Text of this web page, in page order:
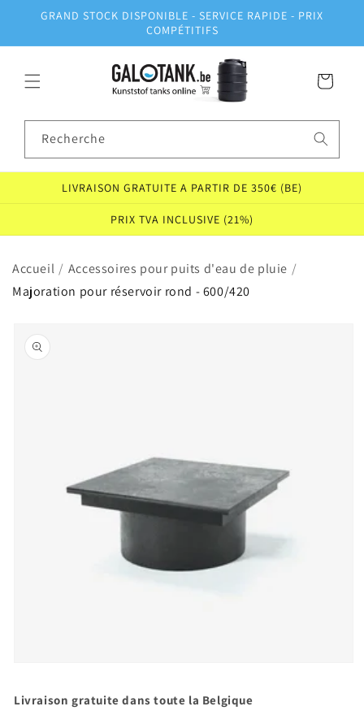
passer
contenu
GRAND STOCK DISPONIBLE - SERVICE RAPIDE - PRIX
COMPÉTITIFS
Panier
Recherche
LIVRAISON GRATUITE A PARTIR DE 350€ (BE)
PRIX TVA INCLUSIVE (21%)
Accueil / Accessoires pour puits d'eau de pluie /
Majoration pour réservoir rond - 600/420
informations
produits
1
Livraison gratuite dans toute la Belgique